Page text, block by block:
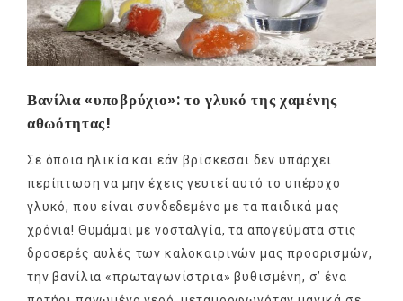
Βανίλια «υποβρύχιο»: το γλυκό της χαμένης
αθωότητας!
Σε όποια ηλικία και εάν βρίσκεσαι δεν υπάρχει
περίπτωση να μην έχεις γευτεί αυτό το υπέροχο
γλυκό, που είναι συνδεδεμένο με τα παιδικά μας
χρόνια! Θυμάμαι με νοσταλγία, τα απογεύματα στις
δροσερές αυλές των καλοκαιρινών μας προορισμών,
την βανίλια «πρωταγωνίστρια» βυθισμένη, σ’ ένα